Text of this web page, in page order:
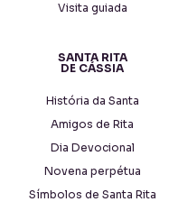
Visita guiada
SANTA RITA
DE CÁSSIA
História da Santa
Amigos de Rita
Dia Devocional
Novena perpétua
Símbolos de Santa Rita